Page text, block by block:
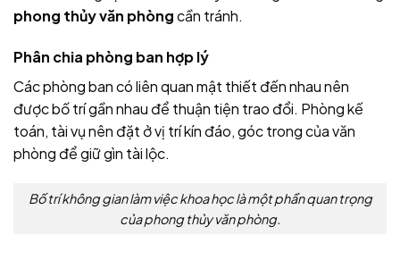
phong thủy văn phòngcần tránh.
Phân chia phòng ban hợp lý
Các phòng ban có liên quan mật thiết đến nhau nên
được bố trí gần nhau để thuận tiện trao đổi. Phòng kế
toán, tài vụ nên đặt ở vị trí kín đáo, góc trong của văn
phòng để giữ gìn tài lộc.
Bố trí không gian làm việc khoa học là một phần quan trọng
của phong thủy văn phòng.